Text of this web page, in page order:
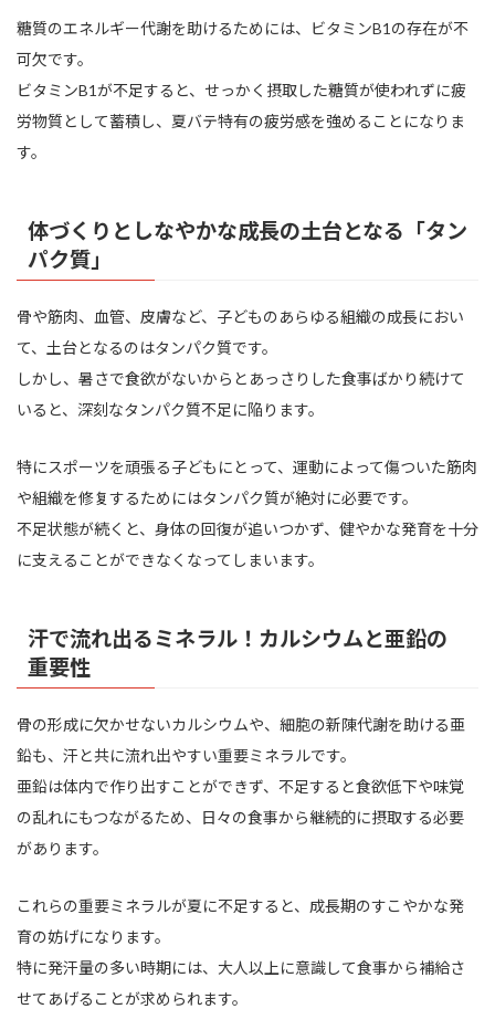
糖質のエネルギー代謝を助けるためには、ビタミンB1の存在が不
可欠です。
ビタミンB1が不足すると、せっかく摂取した糖質が使われずに疲
労物質として蓄積し、夏バテ特有の疲労感を強めることになりま
す。
体づくりとしなやかな成長の土台となる「タン
パク質」
骨や筋肉、血管、皮膚など、子どものあらゆる組織の成長におい
て、土台となるのはタンパク質です。
しかし、暑さで食欲がないからとあっさりした食事ばかり続けて
いると、深刻なタンパク質不足に陥ります。
特にスポーツを頑張る子どもにとって、運動によって傷ついた筋肉
や組織を修复するためにはタンパク質が絶対に必要です。
不足状態が続くと、身体の回復が追いつかず、健やかな発育を十分
に支えることができなくなってしまいます。
汗で流れ出るミネラル！カルシウムと亜鉛の
重要性
骨の形成に欠かせないカルシウムや、細胞の新陳代謝を助ける亜
鉛も、汗と共に流れ出やすい重要ミネラルです。
亜鉛は体内で作り出すことができず、不足すると食欲低下や味覚
の乱れにもつながるため、日々の食事から継続的に摂取する必要
があります。
これらの重要ミネラルが夏に不足すると、成長期のすこやかな発
育の妨げになります。
特に発汗量の多い時期には、大人以上に意識して食事から補給さ
せてあげることが求められます。